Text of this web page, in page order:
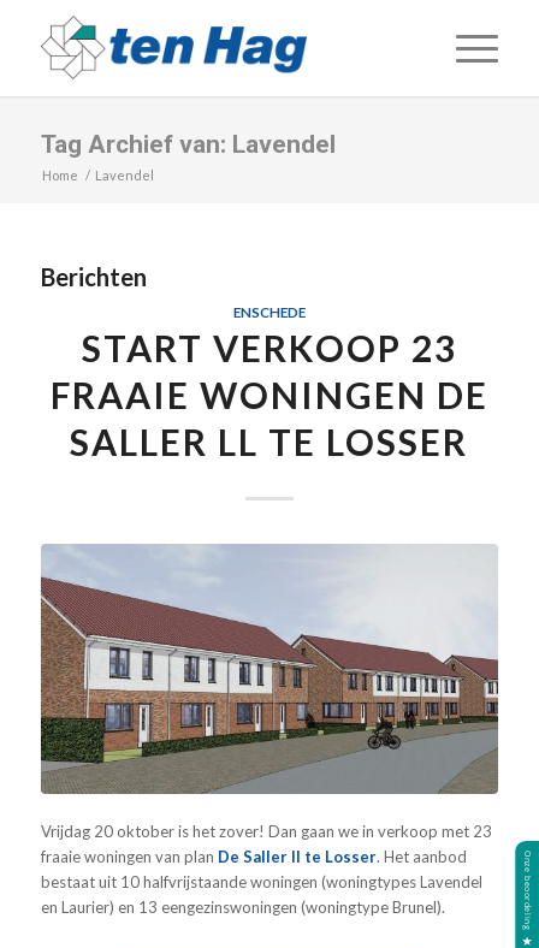
Tag Archief van: Lavendel
Home / Lavendel
Berichten
ENSCHEDE
START VERKOOP 23
FRAAIE WONINGEN DE
SALLER LL TE LOSSER
Vrijdag 20 oktober is het zover! Dan gaan we in verkoop met 23
fraaie woningen van plan De Saller II te Losser. Het aanbod
bestaat uit 10 halfvrijstaande woningen (woningtypes Lavendel
en Laurier) en 13 eengezinswoningen (woningtype Brunel).